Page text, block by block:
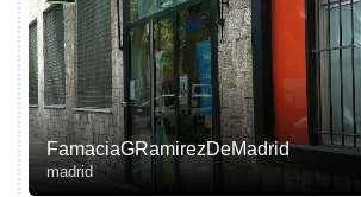
FamaciaGRamirezDeMadrid
madrid